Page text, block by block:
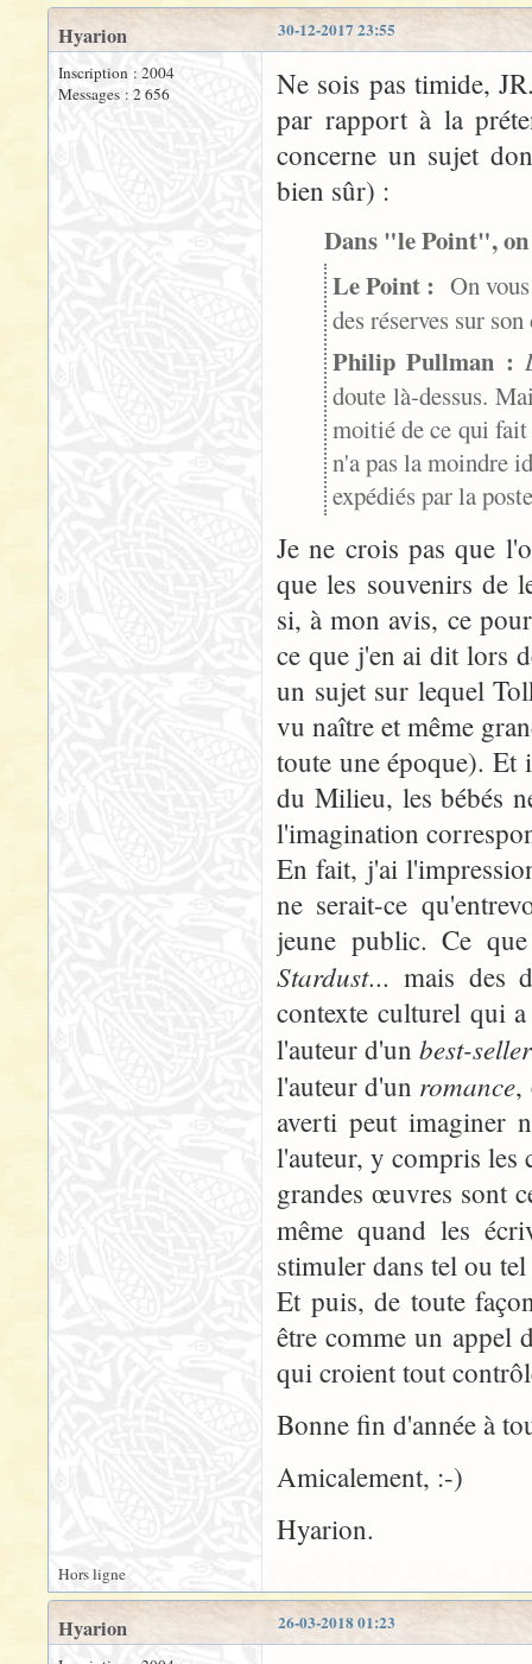
30-12-2017 23:55
Hyarion
Inscription : 2004
Messages : 2 656
Ne sois pas timide,
par rapport à la
concerne un sujet
bien sûr) :
Dans "le Point",
Le Point : On
des réserves sur
Philip Pullman :
doute là-dessus.
moitié de ce qui
n'a pas la moindre
expédiés par la
Je ne crois pas que
que les souvenirs de
si, à mon avis, ce
ce que j'en ai dit lors
un sujet sur lequel
vu naître et même
toute une époque). Et
du Milieu, les bébés
l'imagination
En fait, j'ai
ne serait-ce
jeune public. Ce
Stardust... mais des
contexte culturel qui
l'auteur d'unbest-seller
l'auteur d'un romance,
averti peut imaginer
l'auteur, y compris les
grandes œuvres sont
même quand les
stimuler dans tel ou
Et puis, de toute
être comme un appel
qui croient tout
Bonne fin d'année à
Amicalement, :-)
Hyarion.
Hors ligne
26-03-2018 01:23
Hyarion